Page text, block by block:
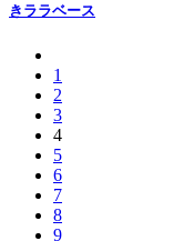
きララベース
1
2
3
4
5
6
7
8
9